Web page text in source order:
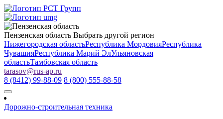
Пензенская область Выбрать другой регион
Нижегородская областьРеспублика МордовияРеспублика
ЧувашияРеспублика Марий ЭлУльяновская
областьТамбовская область
tarasov@rus-ap.ru
8 (8412) 99-88-09 8 (800) 555-88-58
Дорожно-строительная техника